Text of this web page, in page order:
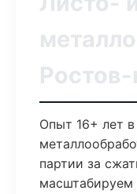
Опыт 16+ лет
партии за
масштабируем